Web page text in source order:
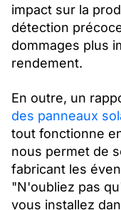
impact sur la
détection
dommages plus
rendement.
En outre, un
des panneaux
tout fonctionne
nous permet de
fabricant les
"N'oubliez pas
vous installez